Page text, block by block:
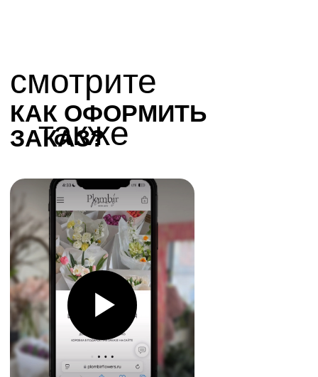
КОНФИДЕНЦИАЛЬНОСТЬ
2018 - 2025 PLOMBIR FLOWERS
ТЕЛЕГРАМ-КАНАЛ
О ЦВЕТАХ
ТЕЛЕГРАМ-КАНАЛ
О ВИНТАЖЕ
Г. САНКТ ПЕТЕРБУРГ
+7 981 9672833
Ответим на все вопросы!
info@plombirflowers.ru
Каждый день с 9:00 до 21:00
УЛ. КИРОЧНАЯ, 8Б
ДОГОВОР ОФЕРТЫ
ИП Сомова Валентина Юриевна
ИНН 470320429965
ОГРНИП 320470400035500